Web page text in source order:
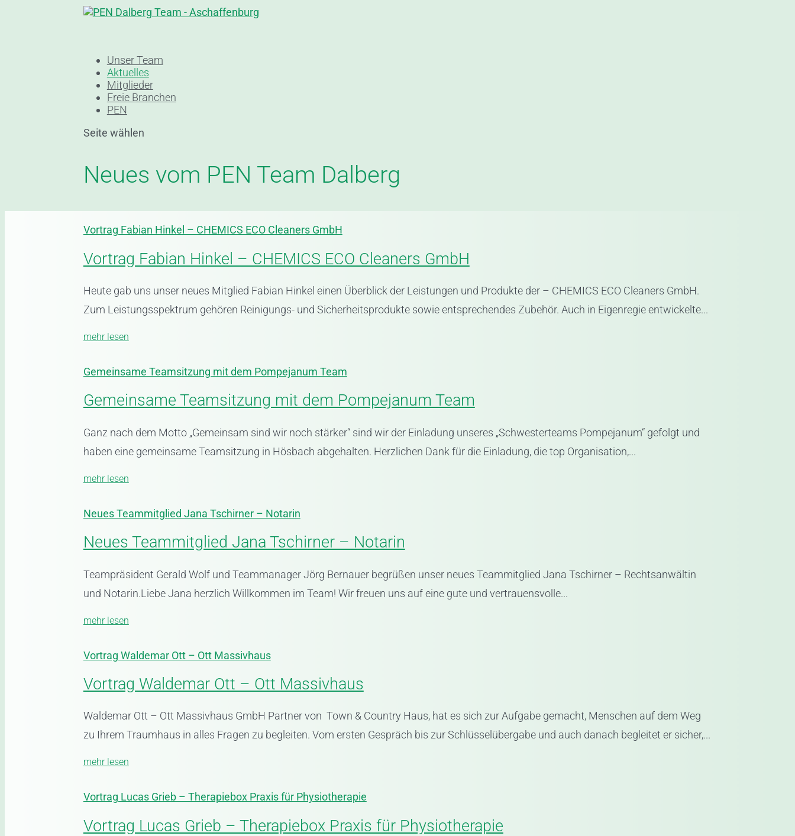
Unser Team
Aktuelles
Mitglieder
Freie Branchen
PEN
Seite wählen
Neues vom PEN Team Dalberg
Vortrag Fabian Hinkel – CHEMICS ECO Cleaners GmbH
Vortrag Fabian Hinkel – CHEMICS ECO Cleaners GmbH
Heute gab uns unser neues Mitglied Fabian Hinkel einen Überblick der Leistungen und Produkte der – CHEMICS ECO Cleaners GmbH.
Zum Leistungsspektrum gehören Reinigungs- und Sicherheitsprodukte sowie entsprechendes Zubehör. Auch in Eigenregie entwickelte...
mehr lesen
Gemeinsame Teamsitzung mit dem Pompejanum Team
Gemeinsame Teamsitzung mit dem Pompejanum Team
Ganz nach dem Motto „Gemeinsam sind wir noch stärker“ sind wir der Einladung unseres „Schwesterteams Pompejanum“ gefolgt und
haben eine gemeinsame Teamsitzung in Hösbach abgehalten. Herzlichen Dank für die Einladung, die top Organisation,...
mehr lesen
Neues Teammitglied Jana Tschirner – Notarin
Neues Teammitglied Jana Tschirner – Notarin
Teampräsident Gerald Wolf und Teammanager Jörg Bernauer begrüßen unser neues Teammitglied Jana Tschirner – Rechtsanwältin
und Notarin.Liebe Jana herzlich Willkommen im Team! Wir freuen uns auf eine gute und vertrauensvolle...
mehr lesen
Vortrag Waldemar Ott – Ott Massivhaus
Vortrag Waldemar Ott – Ott Massivhaus
Waldemar Ott – Ott Massivhaus GmbH Partner von Town & Country Haus, hat es sich zur Aufgabe gemacht, Menschen auf dem Weg
zu Ihrem Traumhaus in alles Fragen zu begleiten. Vom ersten Gespräch bis zur Schlüsselübergabe und auch danach begleitet er sicher,...
mehr lesen
Vortrag Lucas Grieb – Therapiebox Praxis für Physiotherapie
Vortrag Lucas Grieb – Therapiebox Praxis für Physiotherapie